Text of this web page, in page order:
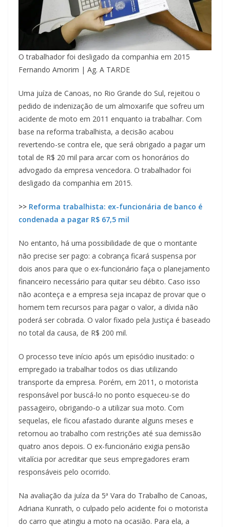
O trabalhador foi desligado da companhia em 2015
Fernando Amorim | Ag. A TARDE
Uma juíza de Canoas, no Rio Grande do Sul, rejeitou o
pedido de indenização de um almoxarife que sofreu um
acidente de moto em 2011 enquanto ia trabalhar. Com
base na reforma trabalhista, a decisão acabou
revertendo-se contra ele, que será obrigado a pagar um
total de R$ 20 mil para arcar com os honorários do
advogado da empresa vencedora. O trabalhador foi
desligado da companhia em 2015.
>> Reforma trabalhista: ex-funcionária de banco é
condenada a pagar R$ 67,5 mil
No entanto, há uma possibilidade de que o montante
não precise ser pago: a cobrança ficará suspensa por
dois anos para que o ex-funcionário faça o planejamento
financeiro necessário para quitar seu débito. Caso isso
não aconteça e a empresa seja incapaz de provar que o
homem tem recursos para pagar o valor, a dívida não
poderá ser cobrada. O valor fixado pela Justiça é baseado
no total da causa, de R$ 200 mil.
O processo teve início após um episódio inusitado: o
empregado ia trabalhar todos os dias utilizando
transporte da empresa. Porém, em 2011, o motorista
responsável por buscá-lo no ponto esqueceu-se do
passageiro, obrigando-o a utilizar sua moto. Com
sequelas, ele ficou afastado durante alguns meses e
retornou ao trabalho com restrições até sua demissão
quatro anos depois. O ex-funcionário exigia pensão
vitalícia por acreditar que seus empregadores eram
responsáveis pelo ocorrido.
Na avaliação da juíza da 5ª Vara do Trabalho de Canoas,
Adriana Kunrath, o culpado pelo acidente foi o motorista
do carro que atingiu a moto na ocasião. Para ela, a